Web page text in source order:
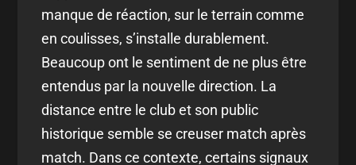
manque de réaction, sur le terrain comme
en coulisses, s’installe durablement.
Beaucoup ont le sentiment de ne plus être
entendus par la nouvelle direction. La
distance entre le club et son public
historique semble se creuser match après
match. Dans ce contexte, certains signaux